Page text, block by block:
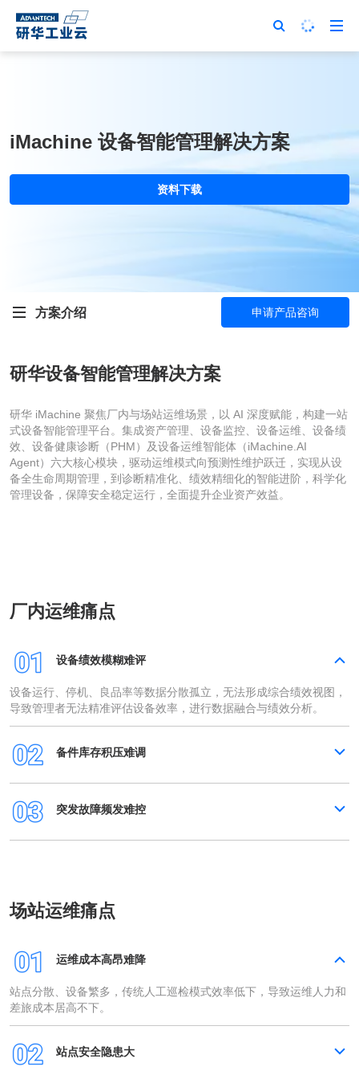
iMachine 设备智能管理解决方案
资料下载
方案介绍 申请产品咨询
研华设备智能管理解决方案
研华 iMachine 聚焦厂内与场站运维场景，以 AI 深度赋能，构建一站
式设备智能管理平台。集成资产管理、设备监控、设备运维、设备绩
效、设备健康诊断（PHM）及设备运维智能体（iMachine.AI
Agent）六大核心模块，驱动运维模式向预测性维护跃迁，实现从设
备全生命周期管理，到诊断精准化、绩效精细化的智能进阶，科学化
管理设备，保障安全稳定运行，全面提升企业资产效益。
厂内运维痛点
设备绩效模糊难评
设备运行、停机、良品率等数据分散孤立，无法形成综合绩效视图，
导致管理者无法精准评估设备效率，进行数据融合与绩效分析。
备件库存积压难调
突发故障频发难控
场站运维痛点
运维成本高昂难降
站点分散、设备繁多，传统人工巡检模式效率低下，导致运维人力和
差旅成本居高不下。
站点安全隐患大